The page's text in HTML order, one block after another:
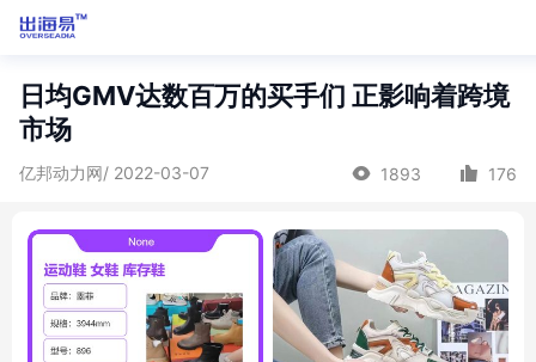
日均GMV达数百万的买手们 正影响着跨境
市场
亿邦动力网/ 2022-03-07 1893 176